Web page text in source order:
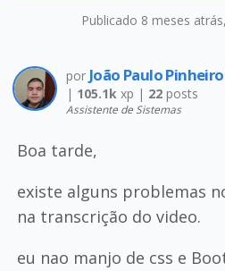
Publicado 8 meses atrás
por João Paulo
| 105.1kxp | 22posts
Assistente de Sistemas
Boa tarde,
existe alguns problemas
na transcrição do video.
eu nao manjo de css e